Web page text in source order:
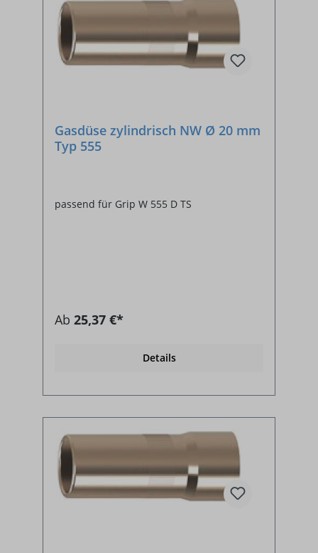
Gasdüse zylindrisch NW Ø 20 mm
Typ 555
passend für Grip W 555 D TS
Ab 25,37 €*
Details